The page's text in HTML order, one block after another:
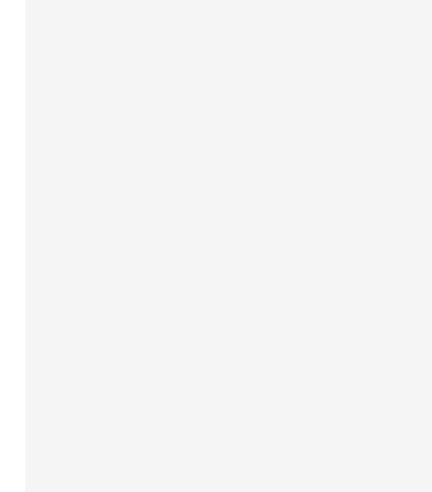
Здесь
экспозиции
в зимнем СПб.
Ахматова, В.
их работы.
и парки
а не
города.
вы их видели
во время
Зингера,
музеи и кафе